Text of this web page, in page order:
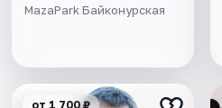
MazaPark Байконурская
от 1 700 ₽